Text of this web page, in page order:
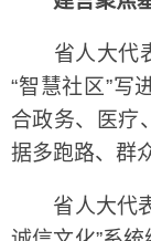
省人大代表
“智慧社区”写
合政务、医疗
据多跑路、群
省人大代表